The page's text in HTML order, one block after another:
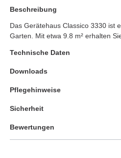
Beschreibung
Das Gerätehaus Classico 3330 ist
Garten. Mit etwa 9.8 m² erhalten
Technische Daten
Downloads
Pflegehinweise
Sicherheit
Bewertungen